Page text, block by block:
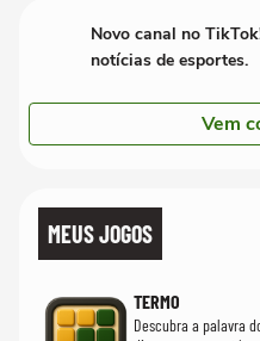
Novo canal no
notícias de esportes.
Vem
MEUS JOGOS
TERMO
Descubra a palavra